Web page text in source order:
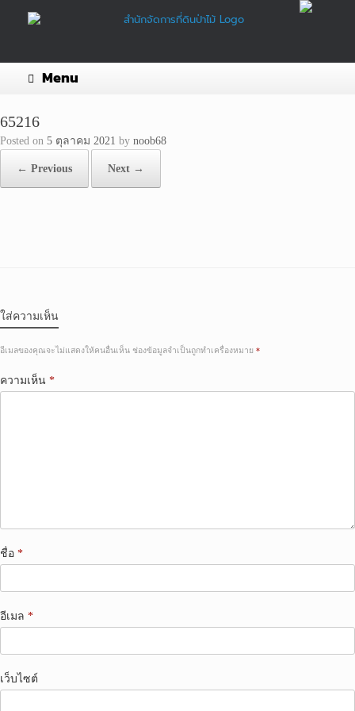
Menu
65216
Posted on 5 ตุลาคม 2021 by noob68
← Previous Next →
ใส่ความเห็น
อีเมลของคุณจะไม่แสดงให้คนอื่นเห็น ช่องข้อมูลจำเป็นถูกทำเครื่องหมาย *
ความเห็น *
ชื่อ *
อีเมล *
เว็บไซต์